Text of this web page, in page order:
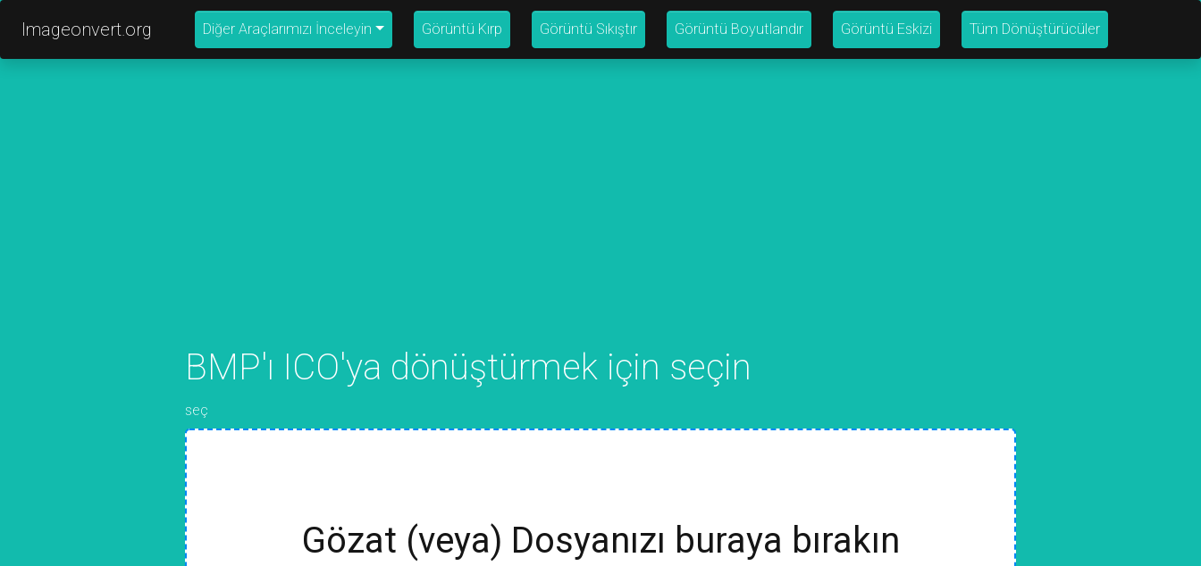
Imageonvert.org Diğer Araçlarımızı İnceleyin Görüntü Kırp Görüntü Sıkıştır Görüntü Boyutlandır Görüntü Eskizi Tüm Dönüştürücüler
BMP'ı ICO'ya dönüştürmek için seçin
seç
Gözat (veya) Dosyanızı buraya bırakın